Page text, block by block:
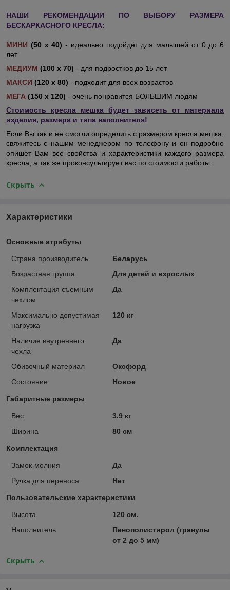
НАШИ РЕКОМЕНДАЦИИ ПО ВЫБОРУ РАЗМЕРА
БЕСКАРКАСНОГО КРЕСЛА:
МИНИ (50 х 40) - идеально подойдёт для малышей от 0 до 6
лет
МЕДИУМ (100 х 70) - для подростков до 15 лет
МАКСИ (120 х 80) - подходит для всех возрастов
МЕГА (150 х 120) - очень понравится БОЛЬШИМ людям
Стоимость кресла мешка будет зависеть от материала
изделия, размера и типа наполнителя!
Если Вы так и не смогли определить с размером кресла мешка,
свяжитесь с нашим менеджером по телефону и он подробно
опишет Вам все свойства и характеристики каждого размера
кресла, а так же проконсультирует вас по стоимости работы.
Скрыть
Характеристики
Основные атрибуты
Страна производитель
Беларусь
Возрастная группа
Для детей и взрослых
Комплектация съемным
чехлом
Да
Максимально допустимая
нагрузка
120 кг
Наличие внутреннего
чехла
Да
Обивочный материал
Оксфорд
Состояние
Новое
Габаритные размеры
Вес
3.9 кг
Ширина
80 см
Комплектация
Замок-молния
Да
Ручка для переноса
Нет
Пользовательские характеристики
Высота
120 см.
Наполнитель
Пенополистирол (гранулы
от 2 до 5 мм)
Скрыть